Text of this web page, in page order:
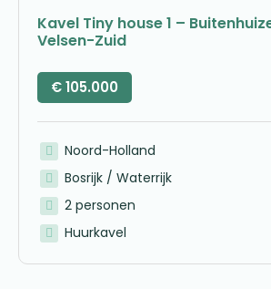
Kavel Tiny house 1 –
Velsen-Zuid
€105.000
Noord-Holland
Bosrijk / Waterrijk
2 personen
Huurkavel